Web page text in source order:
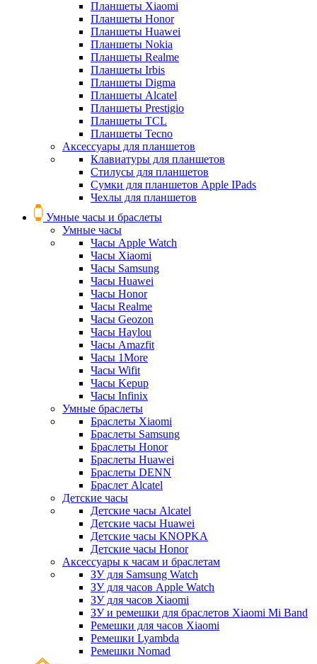
Планшеты Xiaomi
Планшеты Honor
Планшеты Huawei
Планшеты Nokia
Планшеты Realme
Планшеты Irbis
Планшеты Digma
Планшеты Alcatel
Планшеты Prestigio
Планшеты TCL
Планшеты Tecno
Аксессуары для планшетов
Клавиатуры для планшетов
Стилусы для планшетов
Сумки для планшетов Apple IPads
Чехлы для планшетов
Умные часы и браслеты
Умные часы
Часы Apple Watch
Часы Xiaomi
Часы Samsung
Часы Huawei
Часы Honor
Часы Realme
Часы Geozon
Часы Haylou
Часы Amazfit
Часы 1More
Часы Wifit
Часы Kepup
Часы Infinix
Умные браслеты
Браслеты Xiaomi
Браслеты Samsung
Браслеты Honor
Браслеты Huawei
Браслеты DENN
Браслет Alcatel
Детские часы
Детские часы Alcatel
Детские часы Huawei
Детские часы KNOPKA
Детские часы Honor
Аксессуары к часам и браслетам
ЗУ для Samsung Watch
ЗУ для часов Apple Watch
ЗУ для часов Xiaomi
ЗУ и ремешки для браслетов Xiaomi Mi Band
Ремешки для часов Xiaomi
Ремешки Lyambda
Ремешки Nomad